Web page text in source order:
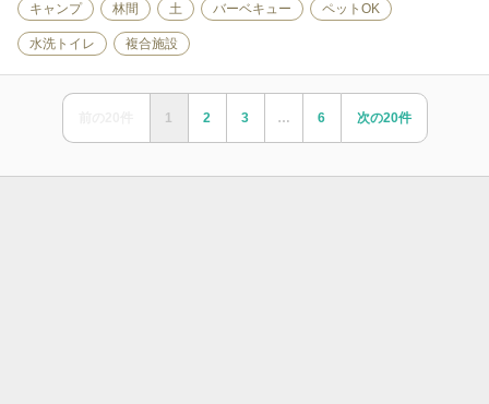
キャンプ 林間 土 バーベキュー ペットOK
水洗トイレ 複合施設
1 2 3 … 6 次の20件